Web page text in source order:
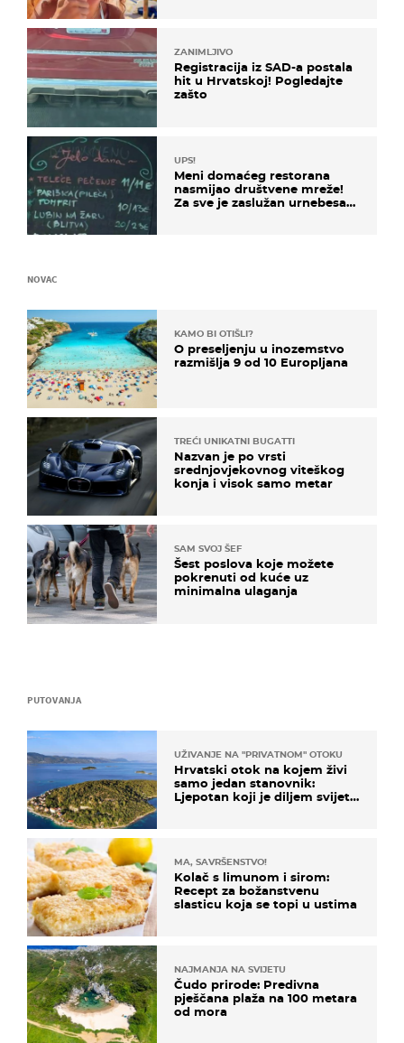
ZANIMLJIVO
Registracija iz SAD-a postala
hit u Hrvatskoj! Pogledajte
zašto
UPS!
Meni domaćeg restorana
nasmijao društvene mreže!
Za sve je zaslužan urnebesan
PUTOVANJA
UŽIVANJE NA "PRIVATNOM" OTOKU
Hrvatski otok na kojem živi
samo jedan stanovnik:
Ljepotan koji je diljem svijeta
MA, SAVRŠENSTVO!
Kolač s limunom i sirom:
Recept za božanstvenu
slasticu koja se topi u ustima
NAJMANJA NA SVIJETU
Čudo prirode: Predivna
pješčana plaža na 100 metara
od mora
NOVAC
KAMO BI OTIŠLI?
O preseljenju u inozemstvo
razmišlja 9 od 10 Europljana
TREĆI UNIKATNI BUGATTI
Nazvan je po vrsti
srednjovjekovnog viteškog
konja i visok samo metar
SAM SVOJ ŠEF
Šest poslova koje možete
pokrenuti od kuće uz
minimalna ulaganja